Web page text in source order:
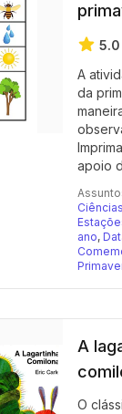
5.0
A
da
apoio
Ciências
ano,
A
O